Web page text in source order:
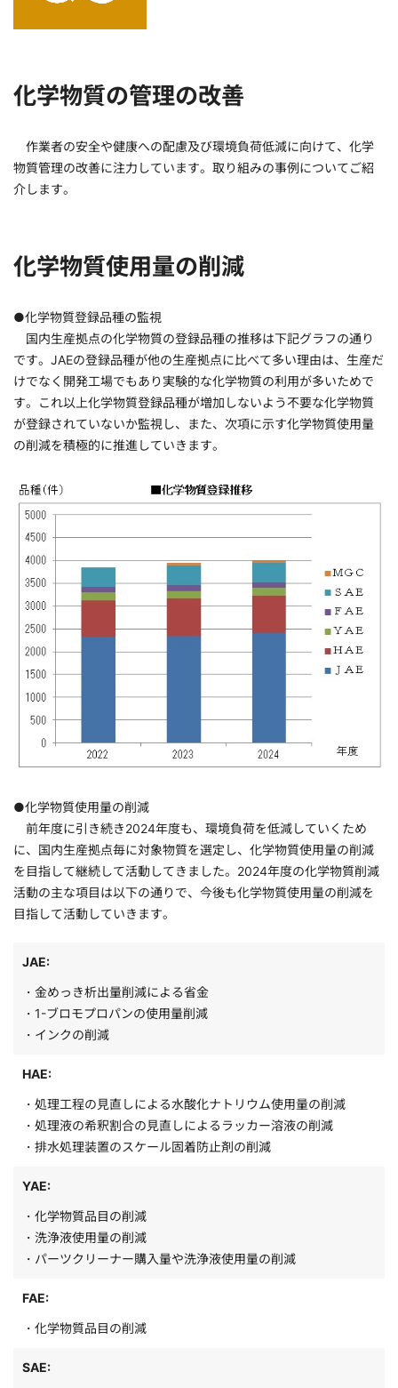
化学物質の管理の改善
作業者の安全や健康への配慮及び環境負荷低減に向けて、化学
物質管理の改善に注力しています。取り組みの事例についてご紹
介します。
化学物質使用量の削減
●化学物質登録品種の監視
国内生産拠点の化学物質の登録品種の推移は下記グラフの通り
です。JAEの登録品種が他の生産拠点に比べて多い理由は、生産だ
けでなく開発工場でもあり実験的な化学物質の利用が多いためで
す。これ以上化学物質登録品種が増加しないよう不要な化学物質
が登録されていないか監視し、また、次項に示す化学物質使用量
の削減を積極的に推進していきます。
●化学物質使用量の削減
前年度に引き続き2024年度も、環境負荷を低減していくため
に、国内生産拠点毎に対象物質を選定し、化学物質使用量の削減
を目指して継続して活動してきました。2024年度の化学物質削減
活動の主な項目は以下の通りで、今後も化学物質使用量の削減を
目指して活動していきます。
JAE:
・金めっき析出量削減による省金
・1-ブロモプロパンの使用量削減
・インクの削減
HAE:
・処理工程の見直しによる水酸化ナトリウム使用量の削減
・処理液の希釈割合の見直しによるラッカー溶液の削減
・排水処理装置のスケール固着防止剤の削減
YAE:
・化学物質品目の削減
・洗浄液使用量の削減
・パーツクリーナー購入量や洗浄液使用量の削減
FAE:
・化学物質品目の削減
SAE: